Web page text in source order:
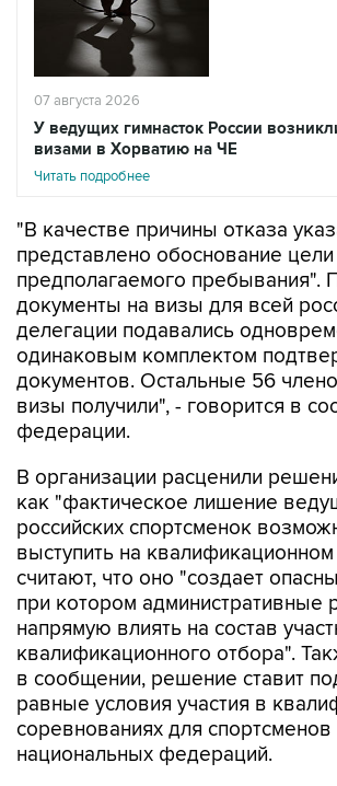
07 августа 2026
У ведущих гимнасток России
визами в Хорватию на ЧЕ
Читать подробнее
"В качестве причины отказа
представлено обоснование цели
предполагаемого пребывания".
документы на визы для всей
делегации подавались
одинаковым комплектом
документов. Остальные 56
визы получили", - говорится в
федерации.
В организации расценили
как "фактическое лишение
российских спортсменок
выступить на
считают, что оно "создает
при котором административные
напрямую влиять на состав
квалификационного отбора".
в сообщении, решение ставит
равные условия участия в
соревнованиях для спортсменов
национальных федераций.